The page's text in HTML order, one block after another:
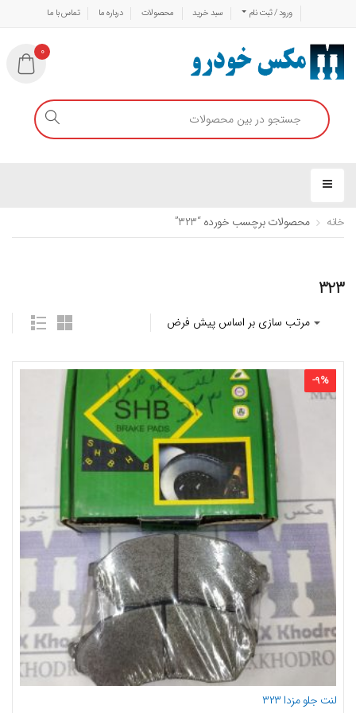
ورود / ثبت نام سبد خرید محصولات درباره ما تماس با ما
0
خانه محصولات برچسب خورده “323”
323
-9%
لنت جلو مزدا ۳۲۳